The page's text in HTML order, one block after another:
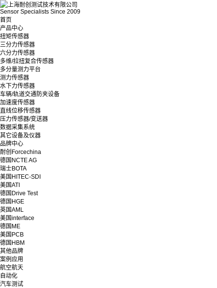
Sensor Specialists Since 2009
首页
产品中心
扭矩传感器
三分力传感器
六分力传感器
多维/拉扭复合传感器
多分量测力平台
测力传感器
水下力传感器
车辆/轨道交通防夹设备
加速度传感器
直线位移传感器
压力传感器/变送器
数据采集系统
其它设备及仪器
品牌中心
耐创Forcechina
德国NCTE AG
瑞士BOTA
美国HITEC-SDI
美国ATI
德国Drive Test
德国HGE
英国AML
美国interface
德国ME
美国PCB
德国HBM
其他品牌
案例应用
航空航天
自动化
汽车测试